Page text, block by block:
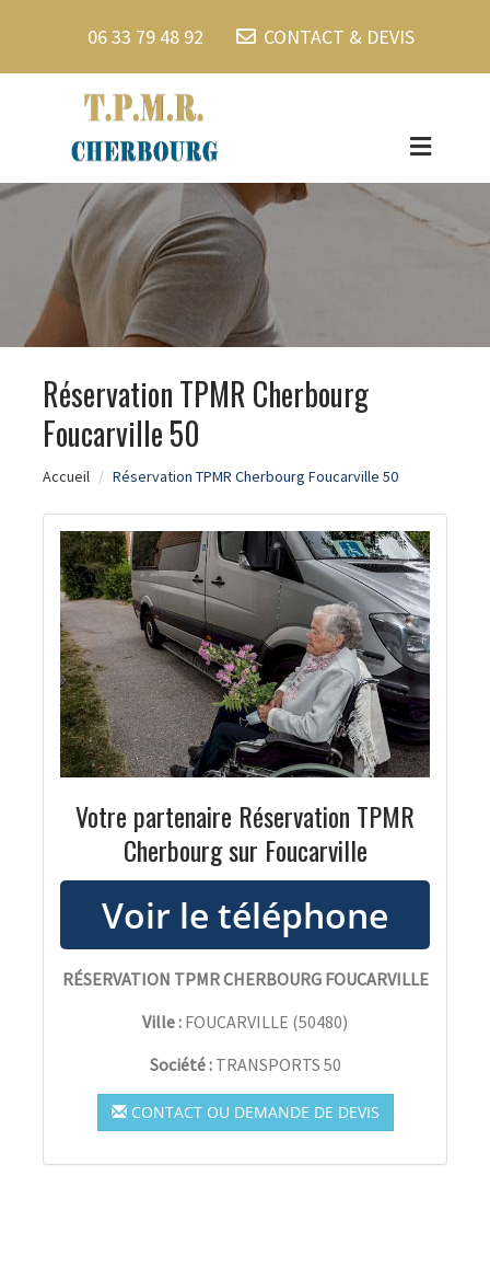
06 33 79 48 92 CONTACT & DEVIS
Réservation TPMR Cherbourg
Foucarville 50
Accueil Réservation TPMR Cherbourg Foucarville 50
Votre partenaire Réservation TPMR
Cherbourg sur Foucarville
RÉSERVATION TPMR CHERBOURG FOUCARVILLE
Ville : FOUCARVILLE (50480)
Société : TRANSPORTS 50
CONTACT OU DEMANDE DE DEVIS